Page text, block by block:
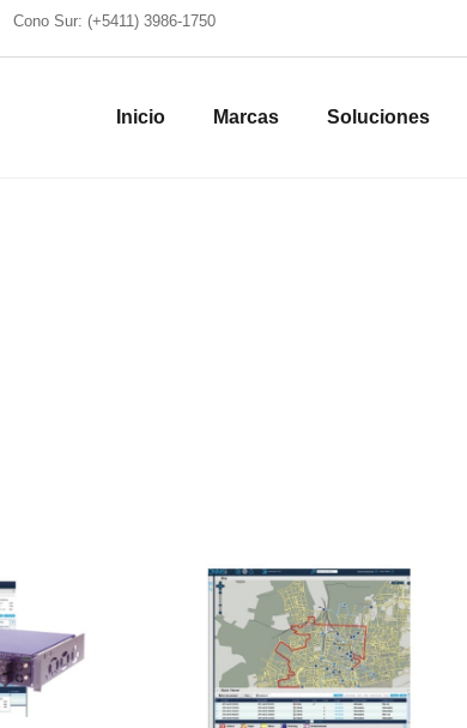
Cono Sur: (+5411) 3986-1750
Inicio Marcas Soluciones